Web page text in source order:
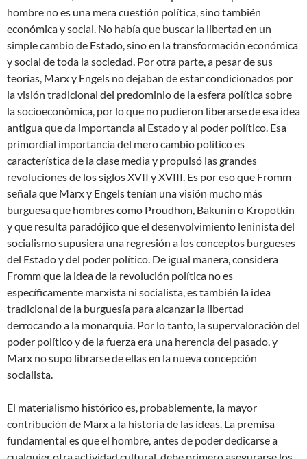
hombre no es una mera cuestión política, sino también
económica y social. No había que buscar la libertad en un
simple cambio de Estado, sino en la transformación económica
y social de toda la sociedad. Por otra parte, a pesar de sus
teorías, Marx y Engels no dejaban de estar condicionados por
la visión tradicional del predominio de la esfera política sobre
la socioeconómica, por lo que no pudieron liberarse de esa idea
antigua que da importancia al Estado y al poder político. Esa
primordial importancia del mero cambio político es
característica de la clase media y propulsó las grandes
revoluciones de los siglos XVII y XVIII. Es por eso que Fromm
señala que Marx y Engels tenían una visión mucho más
burguesa que hombres como Proudhon, Bakunin o Kropotkin
y que resulta paradójico que el desenvolvimiento leninista del
socialismo supusiera una regresión a los conceptos burgueses
del Estado y del poder político. De igual manera, considera
Fromm que la idea de la revolución política no es
específicamente marxista ni socialista, es también la idea
tradicional de la burguesía para alcanzar la libertad
derrocando a la monarquía. Por lo tanto, la supervaloración del
poder político y de la fuerza era una herencia del pasado, y
Marx no supo librarse de ellas en la nueva concepción
socialista.
El materialismo histórico es, probablemente, la mayor
contribución de Marx a la historia de las ideas. La premisa
fundamental es que el hombre, antes de poder dedicarse a